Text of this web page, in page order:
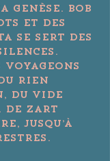
genèse. Bob
et des
se sert des
voyageons
rien
du vide
De Zart
jusqu’à